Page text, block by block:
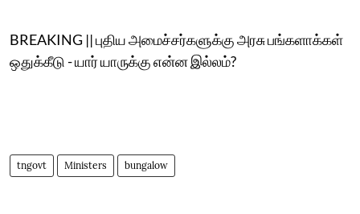
BREAKING || புதிய அமைச்சர்களுக்கு அரசு பங்களாக்கள்
ஒதுக்கீடு - யார் யாருக்கு என்ன இல்லம்?
tngovt Ministers bungalow